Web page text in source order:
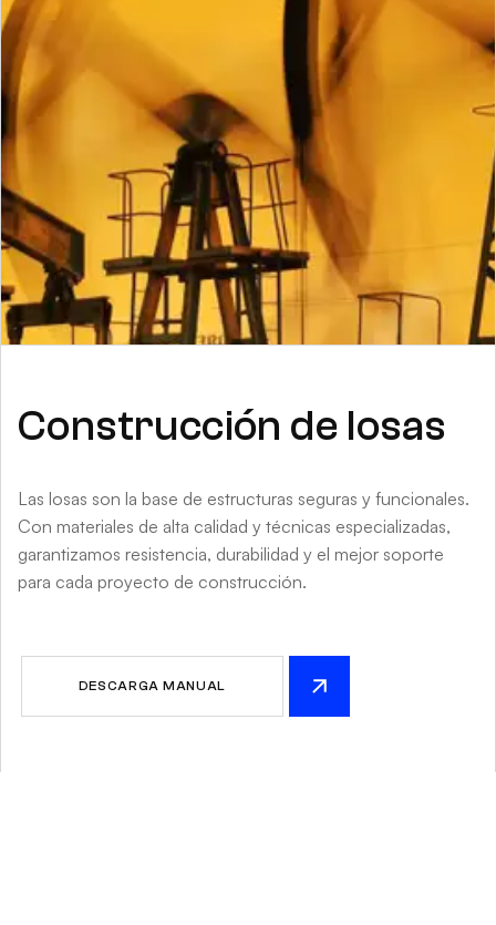
Construcción de losas
Las losas son la base de estructuras seguras y funcionales.
Con materiales de alta calidad y técnicas especializadas,
garantizamos resistencia, durabilidad y el mejor soporte
para cada proyecto de construcción.
DESCARGA MANUAL